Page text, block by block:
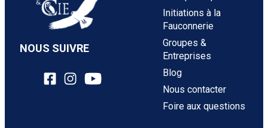
NOUS SUIVRE
Initiations à la
Fauconnerie
Groupes &
Entreprises
Blog
Nous contacter
Foire aux questions